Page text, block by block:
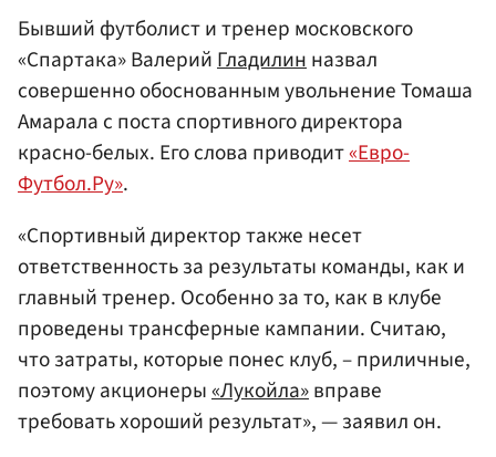
Бывший футболист и тренер московского
«Спартака» ВалерийГладилинназвал
совершенно обоснованным увольнение Томаша
Амарала с поста спортивного директора
красно-белых. Его слова приводит«Евро-
Футбол.Ру».
«Спортивный директор также несет
ответственность за результаты команды, как и
главный тренер. Особенно за то, как в клубе
проведены трансферные кампании. Считаю,
что затраты, которые понес клуб, – приличные,
поэтому акционеры«Лукойла»вправе
требовать хороший результат», — заявил он.